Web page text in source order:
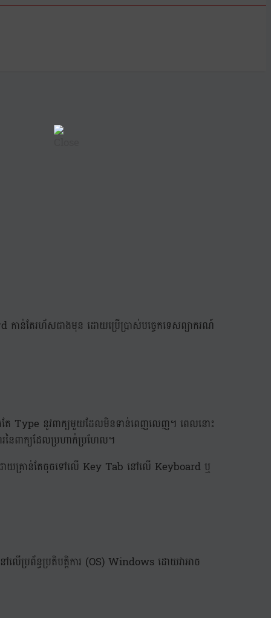
ាន់តែរហ័សជាងមុន ដោយប្រើប្រាស់បច្ចេកទេសព្យាករណ៍
តែ Type នូវពាក្យមួយដែលមិនទាន់ពេញលេញ។ ពេលនោះ
នៃពាក្យដែលប្រហាក់ប្រហែល។
ដោយគ្រាន់តែចុចទៅលើ Key Tab នៅលើ Keyboard ឬ
លើប្រព័ន្ធប្រតិបត្តិការ (OS) Windows ដោយវាអាច